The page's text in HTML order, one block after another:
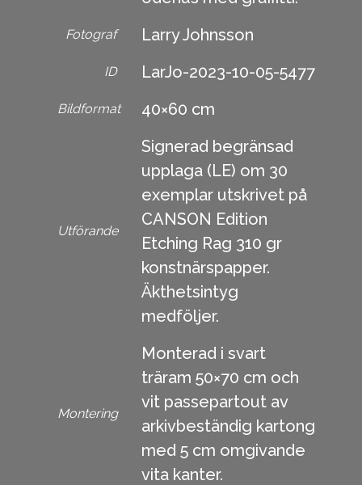
Fotograf Larry Johnsson
ID LarJo-2023-10-05-5477
Bildformat 40×60 cm
Utförande
Signerad begränsad
upplaga (LE) om 30
exemplar utskrivet på
CANSON Edition
Etching Rag 310 gr
konstnärspapper.
Äkthetsintyg
medföljer.
Montering
Monterad i svart
träram 50×70 cm och
vit passepartout av
arkivbeständig kartong
med 5 cm omgivande
vita kanter.